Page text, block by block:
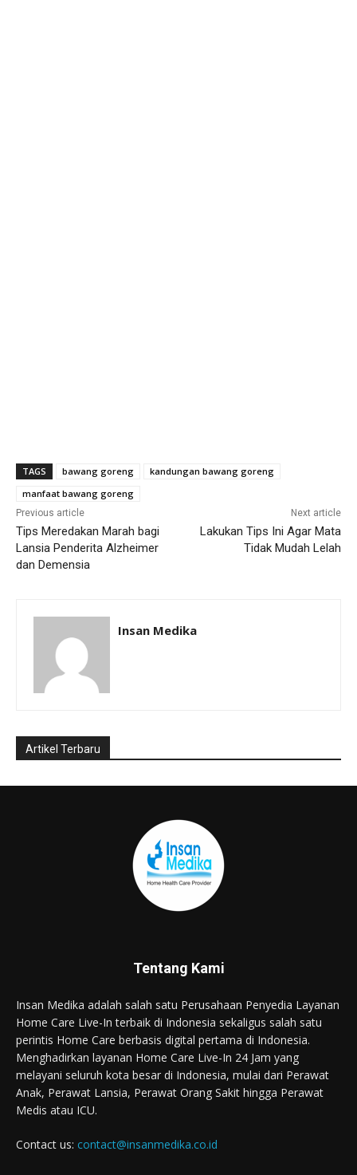
Tentang Kami
Insan Medika adalah salah satu Perusahaan Penyedia Layanan
Home Care Live-In terbaik di Indonesia sekaligus salah satu
perintis Home Care berbasis digital pertama di Indonesia.
Menghadirkan layanan Home Care Live-In 24 Jam yang
melayani seluruh kota besar di Indonesia, mulai dari Perawat
Anak, Perawat Lansia, Perawat Orang Sakit hingga Perawat
Medis atau ICU.
Contact us: contact@insanmedika.co.id